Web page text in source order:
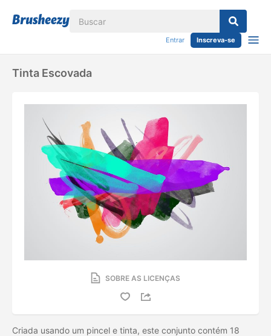
Entrar Inscreva-se
Tinta Escovada
SOBRE AS LICENÇAS
Criada usando um pincel e tinta, este conjunto contém 18